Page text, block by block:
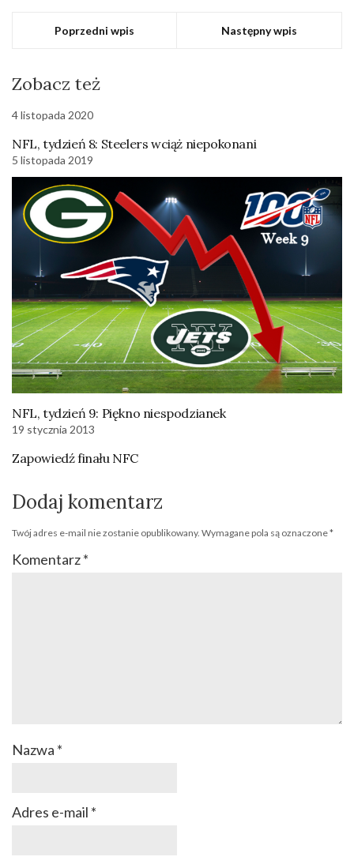
Poprzedni wpis Następny wpis
Zobacz też
4 listopada 2020
NFL, tydzień 8: Steelers wciąż niepokonani
5 listopada 2019
NFL, tydzień 9: Piękno niespodzianek
19 stycznia 2013
Zapowiedź finału NFC
Dodaj komentarz
Twój adres e-mail nie zostanie opublikowany. Wymagane pola są oznaczone*
Komentarz*
Nazwa *
Adres e-mail *